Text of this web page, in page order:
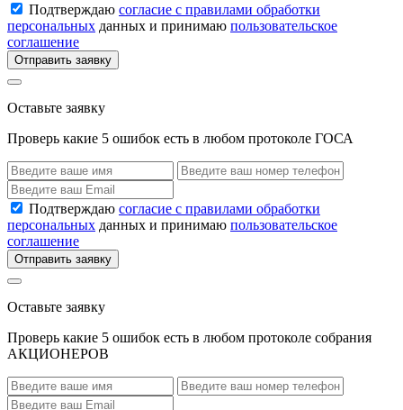
Подтверждаю согласие с правилами обработки
персональных данных и принимаю пользовательское
соглашение
Отправить заявку
Оставьте заявку
Проверь какие 5 ошибок есть в любом протоколе ГОСА
Подтверждаю согласие с правилами обработки
персональных данных и принимаю пользовательское
соглашение
Отправить заявку
Оставьте заявку
Проверь какие 5 ошибок есть в любом протоколе собрания
АКЦИОНЕРОВ